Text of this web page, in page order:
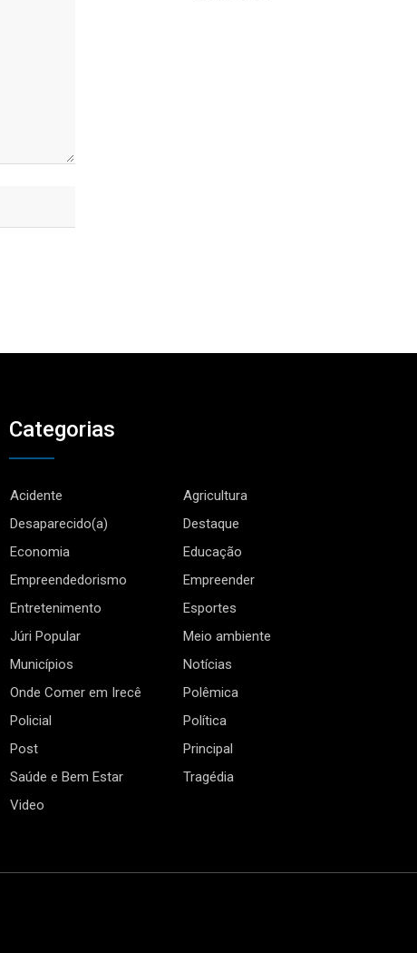
Categorias
Acidente
Agricultura
Desaparecido(a)
Destaque
Economia
Educação
Empreendedorismo
Empreender
Entretenimento
Esportes
Júri Popular
Meio ambiente
Municípios
Notícias
Onde Comer em Irecê
Polêmica
Policial
Política
Post
Principal
Saúde e Bem Estar
Tragédia
Video